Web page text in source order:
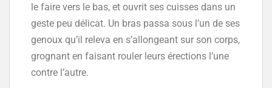
le faire vers le bas, et ouvrit ses cuisses dans un
geste peu délicat. Un bras passa sous l’un de ses
genoux qu’il releva en s’allongeant sur son corps,
grognant en faisant rouler leurs érections l’une
contre l’autre.